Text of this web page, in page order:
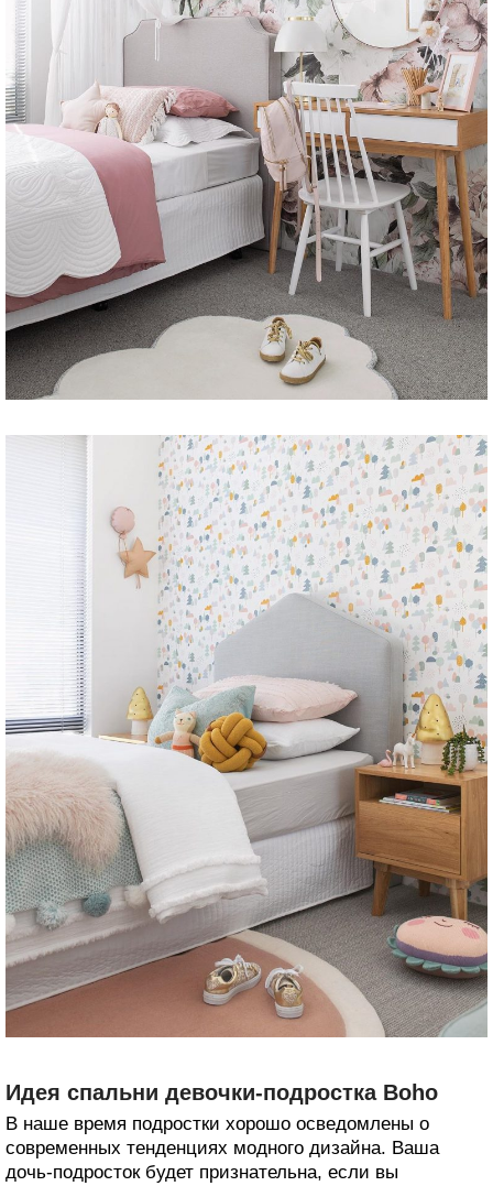
Идея спальни девочки-подростка Boho
В наше время подростки хорошо осведомлены о
современных тенденциях модного дизайна. Ваша
дочь-подросток будет признательна, если вы